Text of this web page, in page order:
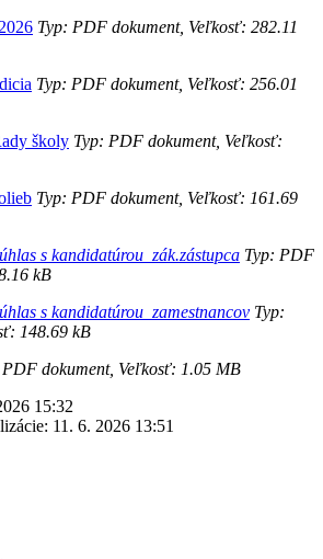
Typ: PDF dokument, Veľkosť: 282.11
Typ: PDF dokument, Veľkosť: 256.01
školy Typ: PDF dokument, Veľkosť:
Typ: PDF dokument, Veľkosť: 161.69
s kandidatúrou_zák.zástupca Typ: PDF
kB
s kandidatúrou_zamestnancov Typ:
148.69 kB
dokument, Veľkosť: 1.05 MB
15:32
11. 6. 2026 13:51